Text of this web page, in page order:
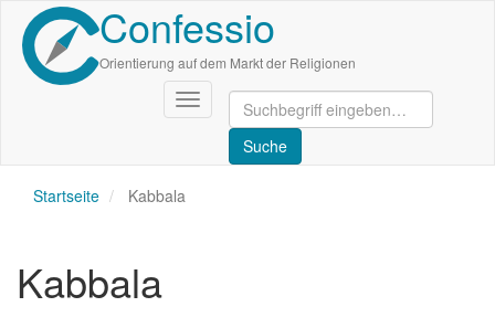
Direkt
zum
Inhalt
Confessio
Orientierung auf dem Markt der Religionen
Navigation
aktivieren/deaktivieren
Startseite Kabbala
Kabbala